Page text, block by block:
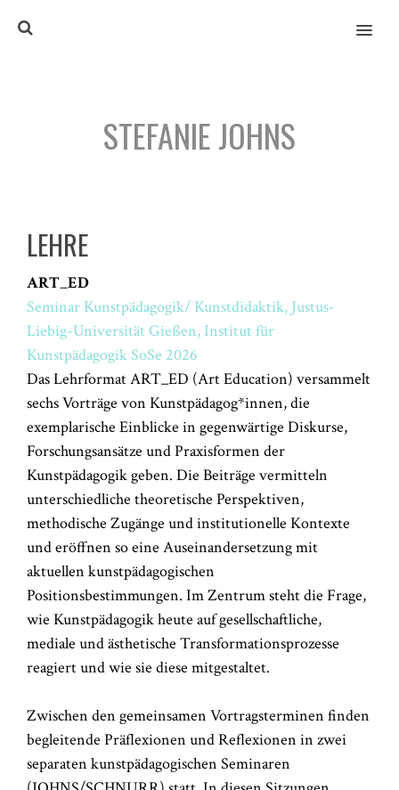
MENU
STEFANIE JOHNS
LEHRE
ART_ED
Seminar Kunstpädagogik/ Kunstdidaktik, Justus-
Liebig-Universität Gießen, Institut für
Kunstpädagogik SoSe 2026
Das Lehrformat ART_ED (Art Education) versammelt
sechs Vorträge von Kunstpädagog*innen, die
exemplarische Einblicke in gegenwärtige Diskurse,
Forschungsansätze und Praxisformen der
Kunstpädagogik geben. Die Beiträge vermitteln
unterschiedliche theoretische Perspektiven,
methodische Zugänge und institutionelle Kontexte
und eröffnen so eine Auseinandersetzung mit
aktuellen kunstpädagogischen
Positionsbestimmungen. Im Zentrum steht die Frage,
wie Kunstpädagogik heute auf gesellschaftliche,
mediale und ästhetische Transformationsprozesse
reagiert und wie sie diese mitgestaltet.
Zwischen den gemeinsamen Vortragsterminen finden
begleitende Präflexionen und Reflexionen in zwei
separaten kunstpädagogischen Seminaren